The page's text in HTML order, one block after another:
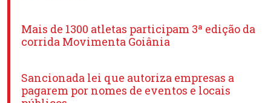
Mais de 1300 atletas participam 3ª edição da
corrida Movimenta Goiânia
Sancionada lei que autoriza empresas a
pagarem por nomes de eventos e locais